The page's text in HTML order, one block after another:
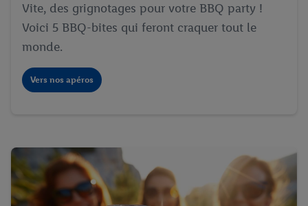
Vite, des grignotages pour votre BBQ party !
Voici 5 BBQ-bites qui feront craquer tout le
monde.
Vers nos apéros